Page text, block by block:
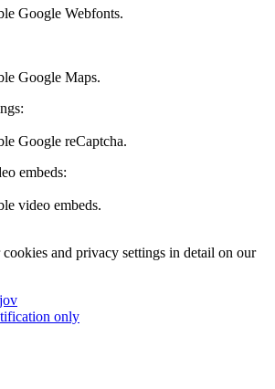
Google Webfonts.
Google Maps.
Google reCaptcha.
embeds:
video embeds.
and privacy settings in detail on our
only